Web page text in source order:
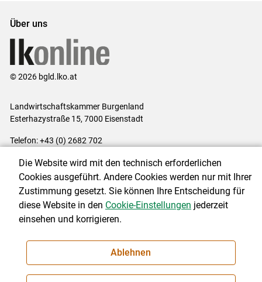
Über uns
© 2026 bgld.lko.at
Landwirtschaftskammer Burgenland
Esterhazystraße 15, 7000 Eisenstadt
Telefon: +43 (0) 2682 702
Impressum|Kontakt|Datenschutzerklärung|Barrierefreiheit|
Cookie-Einstellungen
NEWSLETTER
Die Website wird mit den technisch erforderlichen
Cookies ausgeführt. Andere Cookies werden nur mit Ihrer
Zustimmung gesetzt. Sie können Ihre Entscheidung für
diese Website in den Cookie-Einstellungen jederzeit
einsehen und korrigieren.
Ablehnen